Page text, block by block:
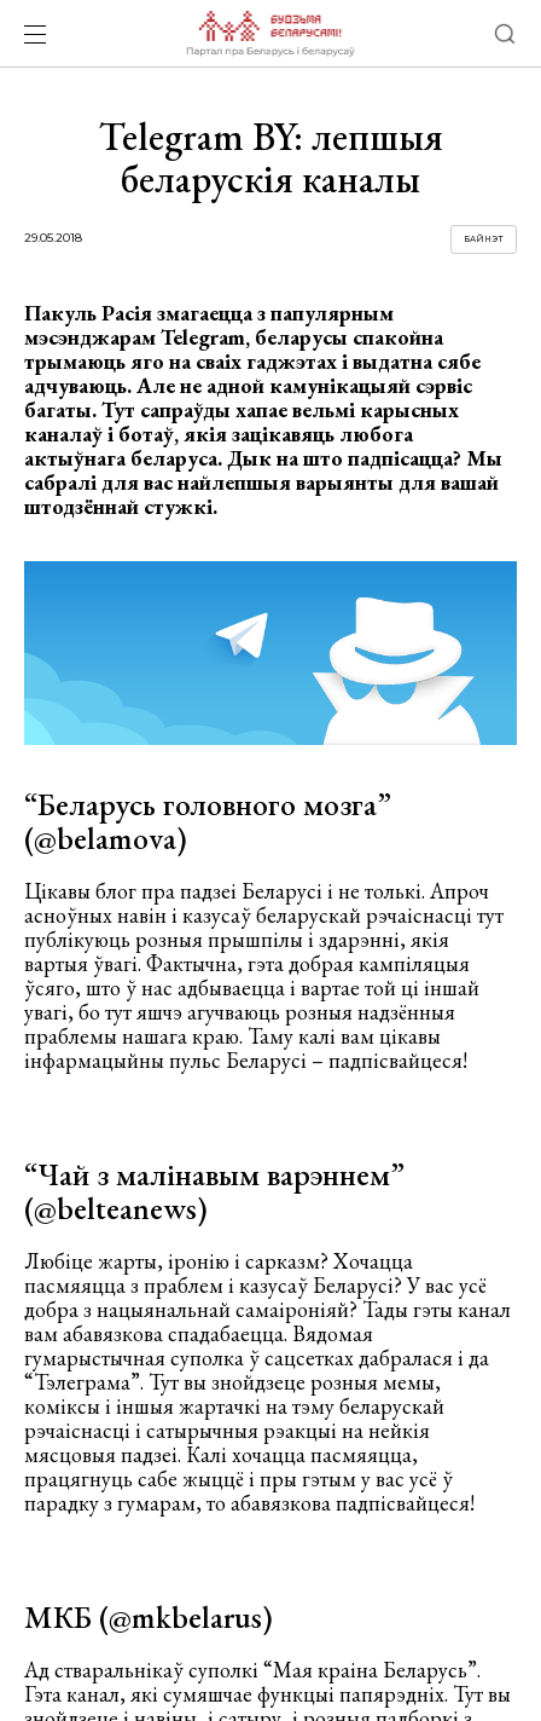
Telegram BY: лепшыя
беларускія каналы
29.05.2018 БАЙНЭТ
Пакуль Расія змагаецца з папулярным
мэсэнджарам Telegram, беларусы спакойна
трымаюць яго на сваіх гаджэтах і выдатна сябе
адчуваюць. Але не адной камунікацыяй сэрвіс
багаты. Тут сапраўды хапае вельмі карысных
каналаў і ботаў, якія зацікавяць любога
актыўнага беларуса. Дык на што падпісацца? Мы
сабралі для вас найлепшыя варыянты для вашай
штодзённай стужкі.
“Беларусь головного мозга”
(@belamova)
Цікавы блог пра падзеі Беларусі і не толькі. Апроч
асноўных навін і казусаў беларускай рэчаіснасці тут
публікуюць розныя прышпілы і здарэнні, якія
вартыя ўвагі. Фактычна, гэта добрая кампіляцыя
ўсяго, што ў нас адбываецца і вартае той ці іншай
увагі, бо тут яшчэ агучваюць розныя надзённыя
праблемы нашага краю. Таму калі вам цікавы
інфармацыйны пульс Беларусі – падпісвайцеся!
“Чай з малінавым варэннем”
(@belteanews)
Любіце жарты, іронію і сарказм? Хочацца
пасмяяцца з праблем і казусаў Беларусі? У вас усё
добра з нацыянальнай самаіроніяй? Тады гэты канал
вам абавязкова спадабаецца. Вядомая
гумарыстычная суполка ў сацсетках дабралася і да
“Тэлеграма”. Тут вы знойдзеце розныя мемы,
коміксы і іншыя жартачкі на тэму беларускай
рэчаіснасці і сатырычныя рэакцыі на нейкія
мясцовыя падзеі. Калі хочацца пасмяяцца,
працягнуць сабе жыццё і пры гэтым у вас усё ў
парадку з гумарам, то абавязкова падпісвайцеся!
МКБ (@mkbelarus)
Ад стваральнікаў суполкі “Мая краіна Беларусь”.
Гэта канал, які сумяшчае функцыі папярэдніх. Тут вы